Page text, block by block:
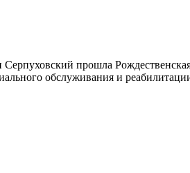
прошла
обслуживания и